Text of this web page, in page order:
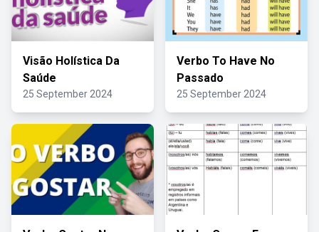
Visão Holística Da
Saúde
25 September 2024
Verbo To Have No
Passado
25 September 2024